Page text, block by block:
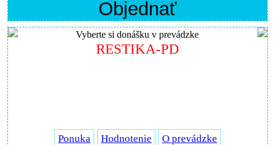
Objednať
Vyberte si donášku v prevádzke
RESTIKA-PD
Ponuka Hodnotenie O prevádzke